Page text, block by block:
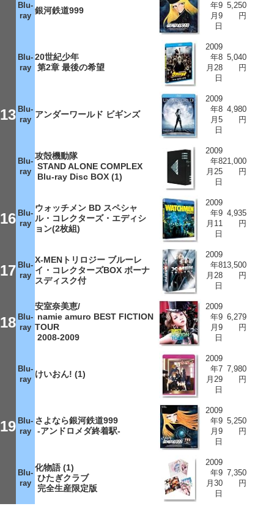
Blu-
ray
銀河鉄道999
年9
月9
日
5,250
円
13
Blu-
ray
20世紀少年
第2章 最後の希望
2009
年8
月28
日
5,040
円
Blu-
ray
アンダーワールド ビギンズ
2009
年8
月5
日
4,980
円
Blu-
ray
攻殻機動隊
STAND ALONE COMPLEX
Blu-ray Disc BOX (1)
2009
年8
月25
日
21,000
円
16 Blu-
ray
ウォッチメン BD スペシャ
ル・コレクターズ・エディシ
ョン(2枚組)
2009
年9
月11
日
4,935
円
17 Blu-
ray
X-MENトリロジー ブルーレ
イ・コレクターズBOX ボーナ
スディスク付
2009
年8
月28
日
13,500
円
18 Blu-
ray
安室奈美恵/
namie amuro BEST FICTION
TOUR
2008-2009
2009
年9
月9
日
6,279
円
19
Blu-
ray
けいおん! (1)
2009
年7
月29
日
7,980
円
Blu-
ray
さよなら銀河鉄道999
-アンドロメダ終着駅-
2009
年9
月9
日
5,250
円
Blu-
ray
化物語 (1)
ひたぎクラブ
完全生産限定版
2009
年9
月30
日
7,350
円